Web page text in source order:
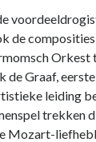
de
Orkest
de Graaf,
leiding
trekken
Mozart-